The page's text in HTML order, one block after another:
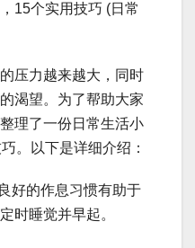
15个实用技巧 (日常
压力越来越大，同时
渴望。为了帮助大家
理了一份日常生活小
。以下是详细介绍：
好的作息习惯有助于
时睡觉并早起。